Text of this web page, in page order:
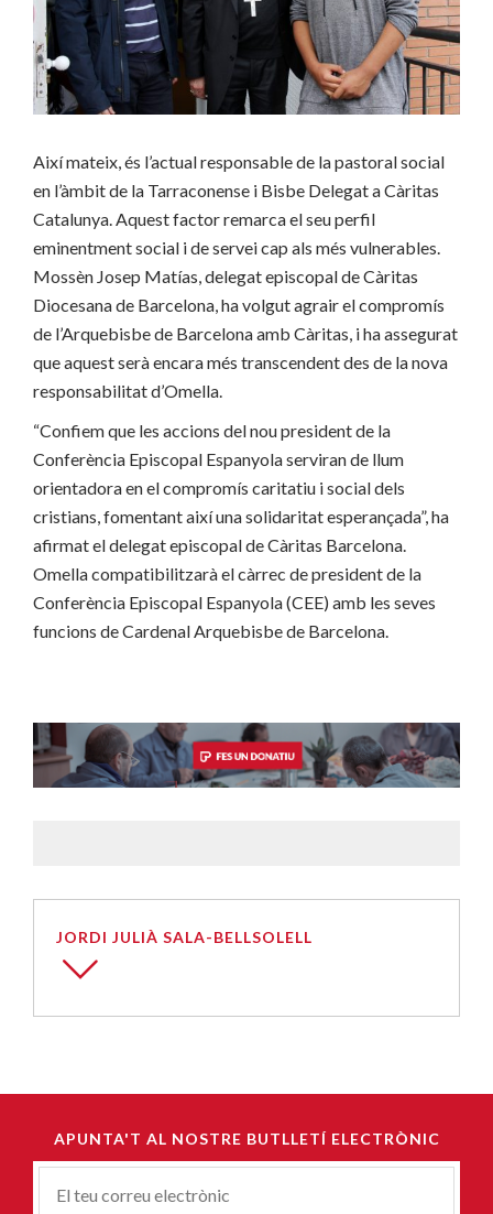
Així mateix, és l’actual responsable de la pastoral social
en l’àmbit de la Tarraconense i Bisbe Delegat a Càritas
Catalunya. Aquest factor remarca el seu perfil
eminentment social i de servei cap als més vulnerables.
Mossèn Josep Matías, delegat episcopal de Càritas
Diocesana de Barcelona, ha volgut agrair el compromís
de l’Arquebisbe de Barcelona amb Càritas, i ha assegurat
que aquest serà encara més transcendent des de la nova
responsabilitat d’Omella.
“Confiem que les accions del nou president de la
Conferència Episcopal Espanyola serviran de llum
orientadora en el compromís caritatiu i social dels
cristians, fomentant així una solidaritat esperançada”, ha
afirmat el delegat episcopal de Càritas Barcelona.
Omella compatibilitzarà el càrrec de president de la
Conferència Episcopal Espanyola (CEE) amb les seves
funcions de Cardenal Arquebisbe de Barcelona.
JORDI JULIÀ SALA-BELLSOLELL
APUNTA'T AL NOSTRE BUTLLETÍ ELECTRÒNIC
Correu-